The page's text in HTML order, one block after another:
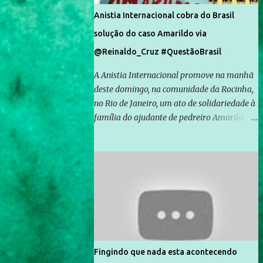
Anistia Internacional cobra do Brasil
solução do caso Amarildo via
@Reinaldo_Cruz #QuestãoBrasil
A Anistia Internacional promove na manhã
deste domingo, na comunidade da Rocinha,
no Rio de Janeiro, um ato de solidariedade à
família do ajudante de pedreiro Amarildo de
Rocinha. A assessora de Direitos Humanos
da Anistia Internacional, Renata Neder, disse
à Agência Brasil que ações e atividades de
mobilização são feitas normalmente pela
organização não governamental. As ações
de solidariedade são promovidas em apoio
Fingindo que nada esta acontecendo